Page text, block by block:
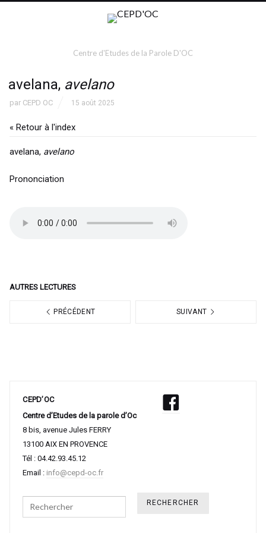
Centre d'Etudes de la Parole D'OC
avelana, avelano
par CEPD OC 15 août 2025
« Retour à l'index
avelana, avelano
Prononciation
AUTRES LECTURES
PRÉCÉDENT SUIVANT
CEPD’OC
Centre d’Etudes de la parole d’Oc
8 bis, avenue Jules FERRY
13100 AIX EN PROVENCE
Tél : 04.42.93.45.12
Email : info@cepd-oc.fr
Search